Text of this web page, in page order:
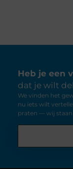
Heb je een
dat je wilt
We vinden het
nu iets wilt
praten — wij staan